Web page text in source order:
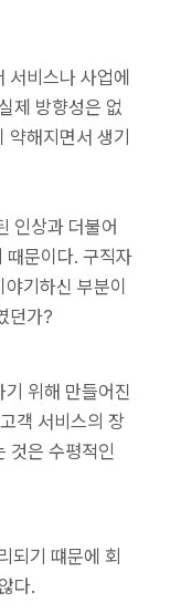
비스나 사업에
제 방향성은 없
해지면서 생기
인상과 더불어
때문이다. 구직자
기하신 부분이
던가?
위해 만들어진
객 서비스의 장
것은 수평적인
되기 떄문에 회
다.